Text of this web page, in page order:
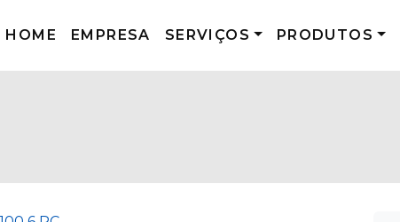
HOME EMPRESA SERVIÇOS PRODUTOS